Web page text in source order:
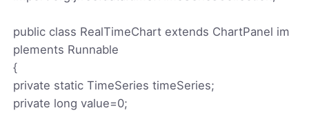
public class RealTimeChart extends ChartPanel im
plements Runnable
{
private static TimeSeries timeSeries;
private long value=0;